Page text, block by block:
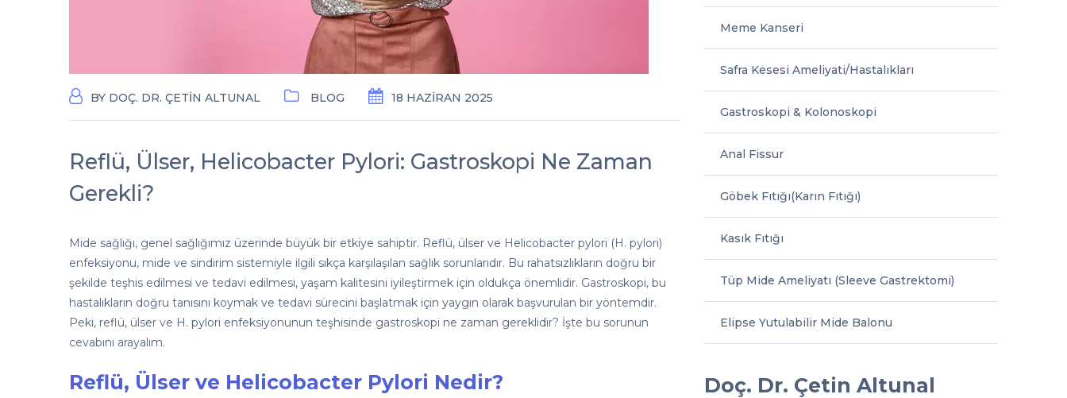
BY DOÇ. DR. ÇETIN ALTUNAL BLOG 18 HAZIRAN 2025
Reflü, Ülser, Helicobacter Pylori: Gastroskopi Ne Zaman
Gerekli?
Mide sağlığı, genel sağlığımız üzerinde büyük bir etkiye sahiptir. Reflü, ülser ve Helicobacter pylori (H. pylori)
enfeksiyonu, mide ve sindirim sistemiyle ilgili sıkça karşılaşılan sağlık sorunlarıdır. Bu rahatsızlıkların doğru bir
şekilde teşhis edilmesi ve tedavi edilmesi, yaşam kalitesini iyileştirmek için oldukça önemlidir. Gastroskopi, bu
hastalıkların doğru tanısını koymak ve tedavi sürecini başlatmak için yaygın olarak başvurulan bir yöntemdir.
Peki, reflü, ülser ve H. pylori enfeksiyonunun teşhisinde gastroskopi ne zaman gereklidir? İşte bu sorunun
cevabını arayalım.
Reflü, Ülser ve Helicobacter Pylori Nedir?
Meme Kanseri
Safra Kesesi Ameliyati/Hastalıkları
Gastroskopi & Kolonoskopi
Anal Fissur
Göbek Fıtığı(Karın Fıtığı)
Kasık Fıtığı
Tüp Mide Ameliyatı (Sleeve Gastrektomi)
Elipse Yutulabilir Mide Balonu
Doç. Dr. Çetin Altunal